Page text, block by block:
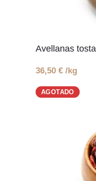
Avellanas
36,50 € /kg
AGOTADO